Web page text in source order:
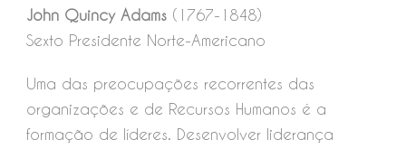
John Quincy Adams (1767-1848)
Sexto Presidente Norte-Americano
Uma das preocupações recorrentes das
organizações e de Recursos Humanos é a
formação de líderes. Desenvolver liderança